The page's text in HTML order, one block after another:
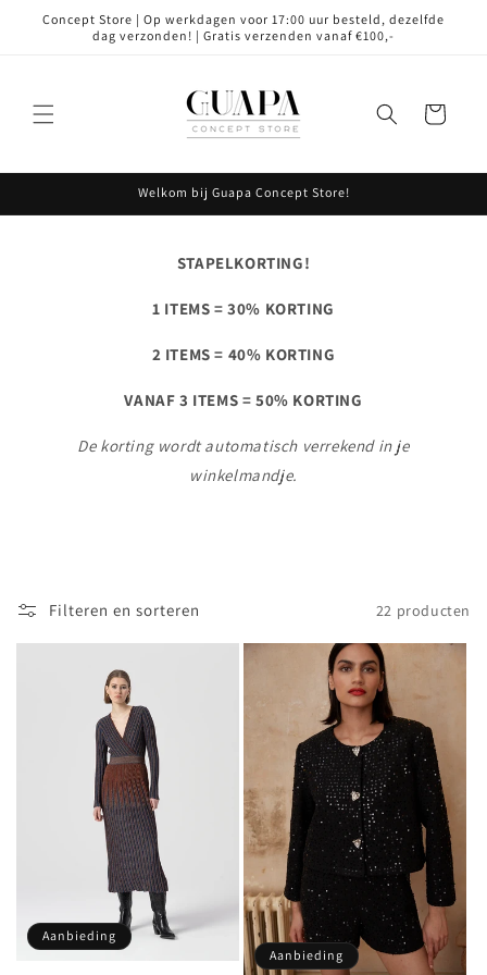
naar de
Concept Store | Op werkdagen voor 17:00 uur besteld, dezelfde
dag verzonden! | Gratis verzenden vanaf €100,-
Winkelwagen
Welkom bij Guapa Concept Store!
STAPELKORTING!
1 ITEMS = 30% KORTING
2 ITEMS = 40% KORTING
VANAF 3 ITEMS = 50% KORTING
De korting wordt automatisch verrekend in je
winkelmandje.
Filteren en sorteren 22 producten
Aanbieding
Aanbieding